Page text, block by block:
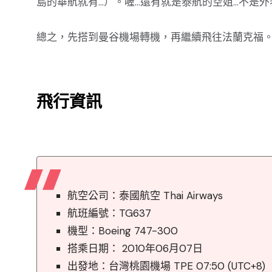
總之，先搭到曼谷機場轉機，再繼續飛往法蘭克福。
飛行資訊
航空公司：泰國航空 Thai Airways
航班編號：TG637
機型：Boeing 747-300
搭乘日期： 2010年06月07日
出發地：台灣桃園機場 TPE 07:50 (UTC+8)